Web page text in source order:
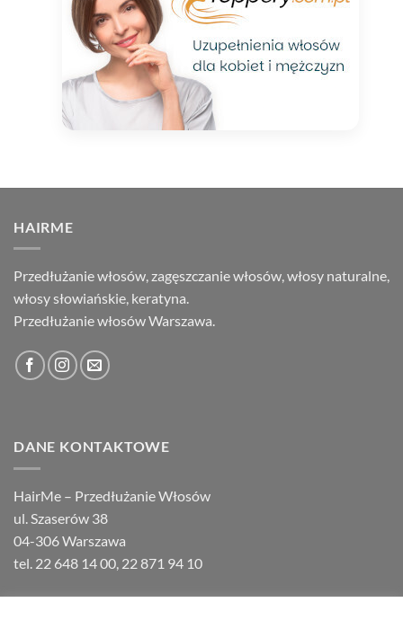
HAIRME
Przedłużanie włosów, zagęszczanie włosów, włosy naturalne,
włosy słowiańskie, keratyna.
Przedłużanie włosów Warszawa.
DANE KONTAKTOWE
HairMe – Przedłużanie Włosów
ul. Szaserów 38
04-306 Warszawa
tel. 22 648 14 00 22 871 94 10